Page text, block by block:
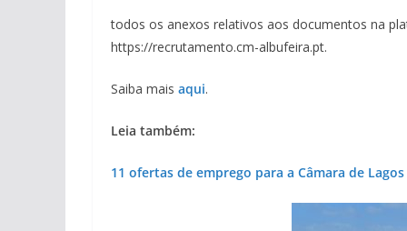
todos os anexos relativos aos documentos na
https://recrutamento.cm-albufeira.pt.
Saiba mais aqui.
Leia também:
11 ofertas de emprego para a Câmara de Lagos